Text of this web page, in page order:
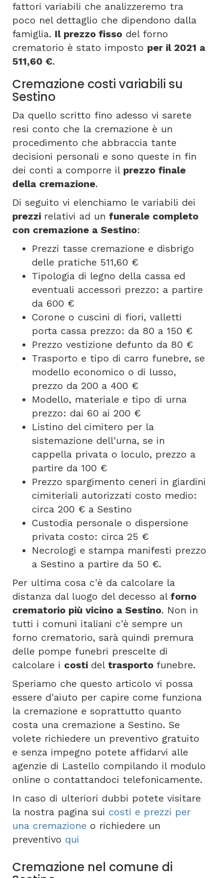
fattori variabili che analizzeremo tra
poco nel dettaglio che dipendono dalla
famiglia. Il prezzo fisso del forno
crematorio è stato imposto per il 2021 a
511,60 €.
Cremazione costi variabili su
Sestino
Da quello scritto fino adesso vi sarete
resi conto che la cremazione è un
procedimento che abbraccia tante
decisioni personali e sono queste in fin
dei conti a comporre il prezzo finale
della cremazione.
Di seguito vi elenchiamo le variabili dei
prezzi relativi ad un funerale completo
con cremazione a Sestino:
Prezzi tasse cremazione e disbrigo
delle pratiche 511,60 €
Tipologia di legno della cassa ed
eventuali accessori prezzo: a partire
da 600 €
Corone o cuscini di fiori, valletti
porta cassa prezzo: da 80 a 150 €
Prezzo vestizione defunto da 80 €
Trasporto e tipo di carro funebre, se
modello economico o di lusso,
prezzo da 200 a 400 €
Modello, materiale e tipo di urna
prezzo: dai 60 ai 200 €
Listino del cimitero per la
sistemazione dell'urna, se in
cappella privata o loculo, prezzo a
partire da 100 €
Prezzo spargimento ceneri in giardini
cimiteriali autorizzati costo medio:
circa 200 € a Sestino
Custodia personale o dispersione
privata costo: circa 25 €
Necrologi e stampa manifesti prezzo
a Sestino a partire da 50 €.
Per ultima cosa c'è da calcolare la
distanza dal luogo del decesso al forno
crematorio più vicino a Sestino. Non in
tutti i comuni italiani c'è sempre un
forno crematorio, sarà quindi premura
delle pompe funebri prescelte di
calcolare i costi del trasporto funebre.
Speriamo che questo articolo vi possa
essere d'aiuto per capire come funziona
la cremazione e soprattutto quanto
costa una cremazione a Sestino. Se
volete richiedere un preventivo gratuito
e senza impegno potete affidarvi alle
agenzie di Lastello compilando il modulo
online o contattandoci telefonicamente.
In caso di ulteriori dubbi potete visitare
la nostra pagina sui costi e prezzi per
una cremazione o richiedere un
preventivo qui
Cremazione nel comune di